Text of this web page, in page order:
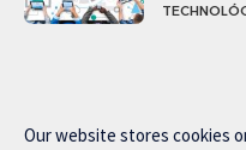
Our website stores cookies